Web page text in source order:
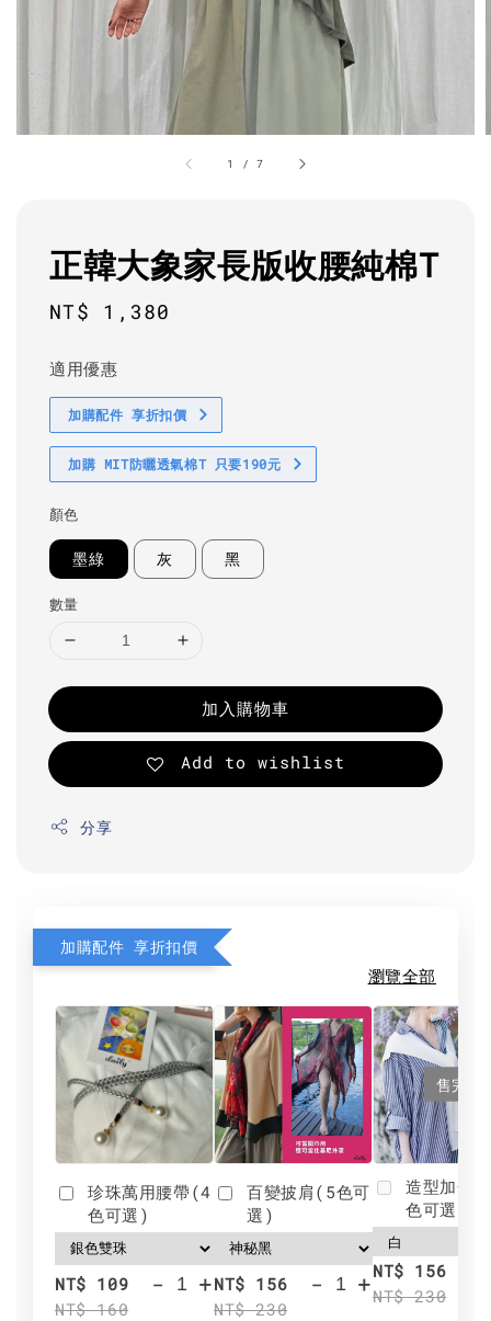
1 /7
正韓大象家長版收腰純棉T
Regular
NT$ 1,380
適用優惠
加購配件 享折扣價
加購 MIT防曬透氣棉T 只要190元
顏色
墨綠 灰 黑
數量
加入購物車
Add to wishlist
分享
加購配件 享折扣價
瀏覽全部
珍珠萬用腰帶(4
色可選)
NT$ 109
NT$ 160
- +
百變披肩(5色可
選)
NT$ 156
NT$ 230
- +
售完
造型加分
色可選)
NT$ 156
NT$ 230